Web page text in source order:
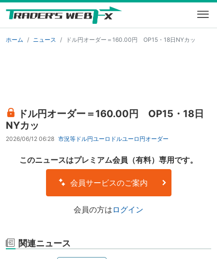
ホーム ニュース ドル円オーダー＝160.00円 OP15・18日NYカッ
ドル円オーダー＝160.00円 OP15・18日
NYカッ
2026/06/12 06:28 市況等 ドル円ユーロドルユーロ円オーダー
このニュースはプレミアム会員（有料）専用です。
会員サービスのご案内
会員の方は ログイン
関連ニュース